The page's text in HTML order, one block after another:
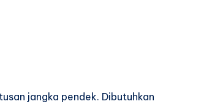
jangka pendek. Dibutuhkan